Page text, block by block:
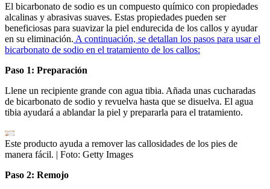
El bicarbonato de sodio es un compuesto químico con propiedades
alcalinas y abrasivas suaves. Estas propiedades pueden ser
beneficiosas para suavizar la piel endurecida de los callos y ayudar
en su eliminación. A continuación, se detallan los pasos para usar el
bicarbonato de sodio en el tratamiento de los callos:
Paso 1: Preparación
Llene un recipiente grande con agua tibia. Añada unas cucharadas
de bicarbonato de sodio y revuelva hasta que se disuelva. El agua
tibia ayudará a ablandar la piel y prepararla para el tratamiento.
Este producto ayuda a remover las callosidades de los pies de
manera fácil. | Foto: Getty Images
Paso 2: Remojo